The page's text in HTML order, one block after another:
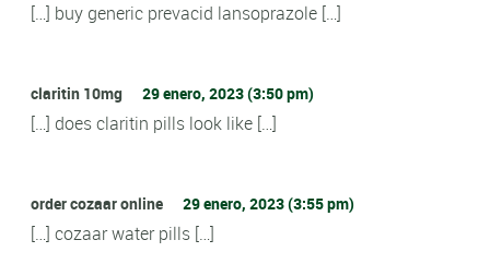
[…] buy generic prevacid lansoprazole […]
claritin 10mg 29 enero, 2023 (3:50 pm)
[…] does claritin pills look like […]
order cozaar online 29 enero, 2023 (3:55 pm)
[…] cozaar water pills […]